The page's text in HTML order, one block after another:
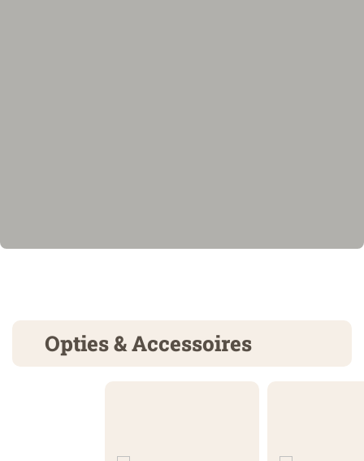
Opties & Accessoires